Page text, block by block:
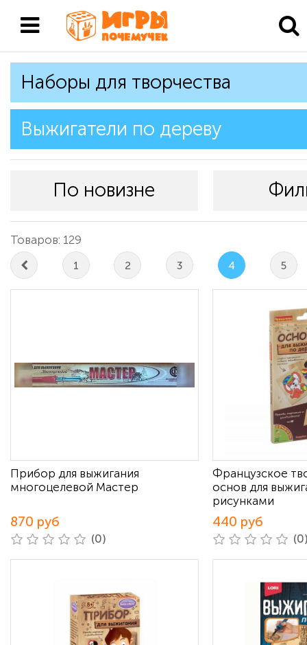
Наборы для творчества
Выжигатели по дереву
По новизне
Товаров: 129
1 2 3 4 5
Прибор для выжигания
многоцелевой Мастер
870 руб
(0)
Французское
основ для
рисунками
440 руб